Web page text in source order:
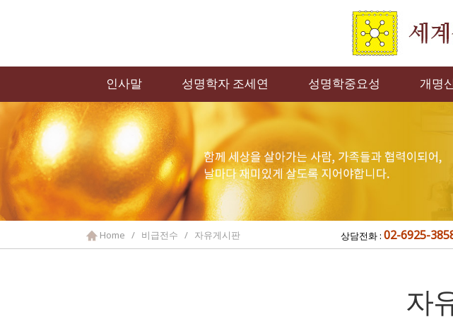
인사말 성명학자 조세연 성명학중요성 개명
Home / 비급전수 / 자유게시판 상담전화 : 02-6925-
자